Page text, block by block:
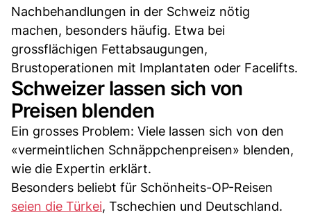
Nachbehandlungen in der Schweiz nötig
machen, besonders häufig. Etwa bei
grossflächigen Fettabsaugungen,
Brustoperationen mit Implantaten oder Facelifts.
Schweizer lassen sich von
Preisen blenden
Ein grosses Problem: Viele lassen sich von den
«vermeintlichen Schnäppchenpreisen» blenden,
wie die Expertin erklärt.
Besonders beliebt für Schönheits-OP-Reisen
seien die Türkei, Tschechien und Deutschland.